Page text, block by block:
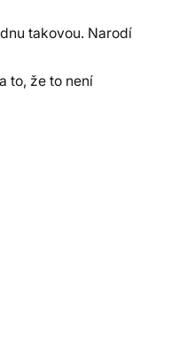
takovou. Narodí
to, že to není